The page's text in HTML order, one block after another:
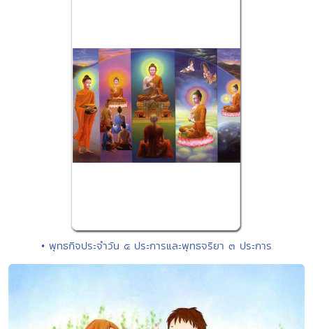
• พุทธกิจประจำวัน ๕ ประการและพุทธจริยา ๓ ประการ